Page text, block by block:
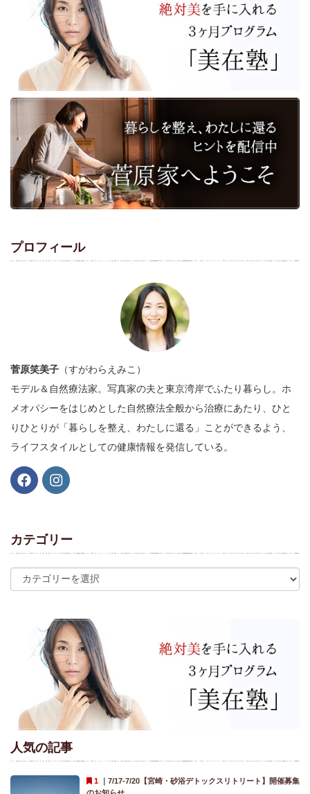
プロフィール
菅原笑美子 （すがわらえみこ）
モデル＆自然療法家。写真家の夫と東京湾岸でふたり暮らし。ホ
メオパシーをはじめとした自然療法全般から治療にあたり、ひと
りひとりが「暮らしを整え、わたしに還る」ことができるよう、
ライフスタイルとしての健康情報を発信している。
カテゴリー
人気の記事
｜ 7/17-7/20【宮崎・砂浴デトックスリトリート】開催募集